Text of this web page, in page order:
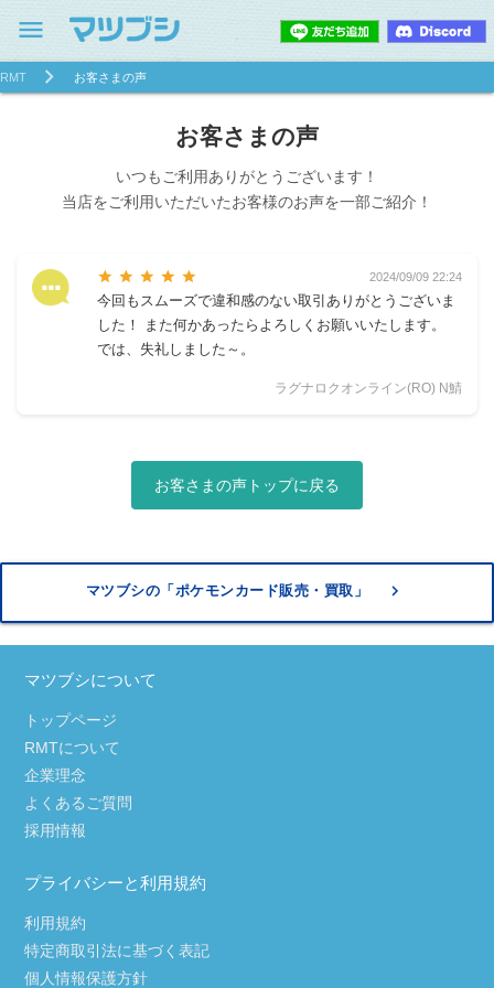
menu
RMT お客さまの声
お客さまの声
いつもご利用ありがとうございます！
当店をご利用いただいたお客様のお声を一部ご紹介！
star star star star star 2024/09/09 22:24
今回もスムーズで違和感のない取引ありがとうございま
した！ また何かあったらよろしくお願いいたします。
では、失礼しました～。
ラグナロクオンライン(RO) N鯖
お客さまの声トップに戻る
マツブシの「ポケモンカード販売・買取」 keyboard_arrow_right
マツブシについて
トップページ
RMTについて
企業理念
よくあるご質問
採用情報
プライバシーと利用規約
利用規約
特定商取引法に基づく表記
個人情報保護方針